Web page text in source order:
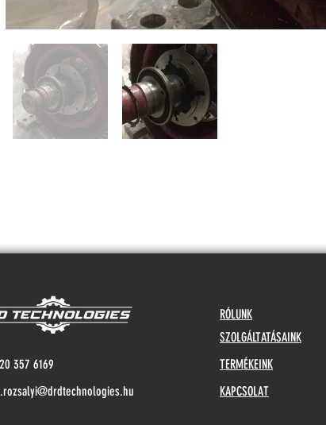
RÓLUNK
SZOLGÁLTATÁSAINK
TERMÉKEINK
357 6169
KAPCSOLAT